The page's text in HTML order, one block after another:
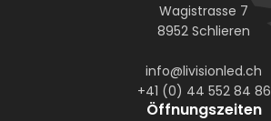
Wagistrasse 7
8952 Schlieren
info@livisionled.ch
+41 (0) 44 552 84 86
Öffnungszeiten